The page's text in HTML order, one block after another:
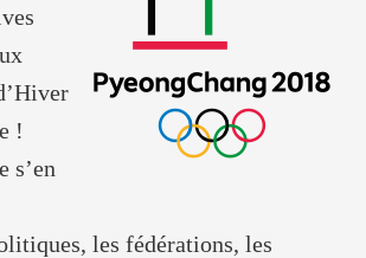
!
s’en
les fédérations, les